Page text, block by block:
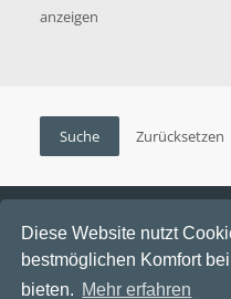
Diese Website nutzt
bestmöglichen Komfort
bieten. Mehr erfahren
anzeigen
Funga Austria FAQ
Alle
Aktuelle Zeit: